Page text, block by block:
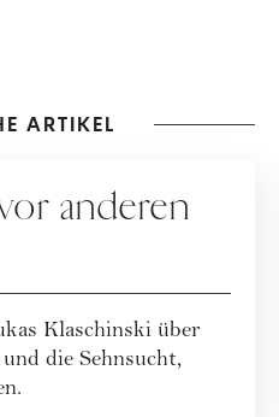
ARTIKEL
anderen
Klaschinski über
die Sehnsucht,